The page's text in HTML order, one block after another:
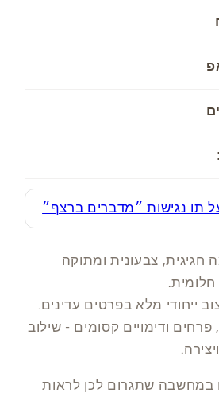
תו נגישות ״מדברים ברצף״
צבעונית ומתוקה
ייחודי מלא בפרטים עדינים.
ודימויים קסומים - שילוב
שתגרום לכן לראות